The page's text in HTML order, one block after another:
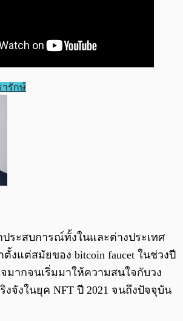
รักษ์
ระสบการณ์ทั้งในและต่างประเทศ
ตั้งแต่สมัยของ bitcoin faucet ในช่วงปี
มากจนเริ่มมาให้ความสนใจกับวง
งจังในยุค NFT ปี 2021 จนถึงปัจจุบัน